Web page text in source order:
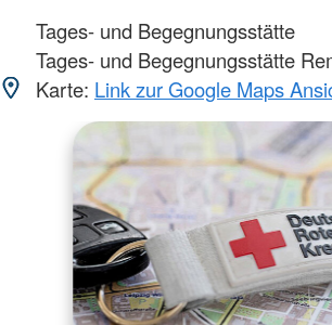
Tages- und Begegnungsstätte
Tages- und Begegnungsstätte
Karte: Link zur Google Maps